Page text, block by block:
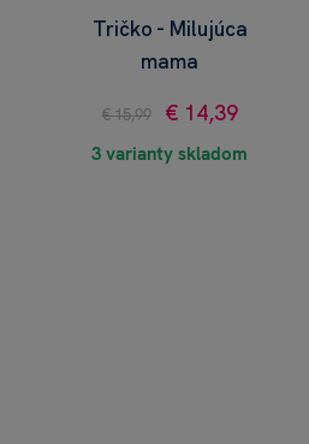
Tričko - Milujúca
mama
€ 15,99 € 14,39
3 varianty skladom